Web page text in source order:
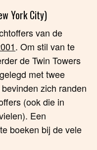
York City)
van de
. Om stil van te
de Twin Towers
met twee
zich randen
(ook die in
Een
boeken bij de vele